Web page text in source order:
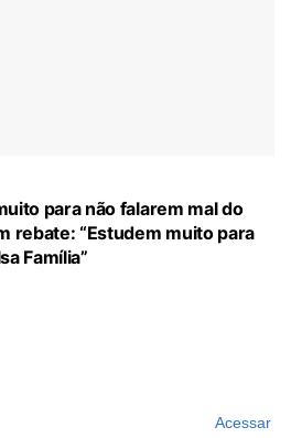
para não falarem mal do
rebate: “Estudem muito para
Família”
Acessar